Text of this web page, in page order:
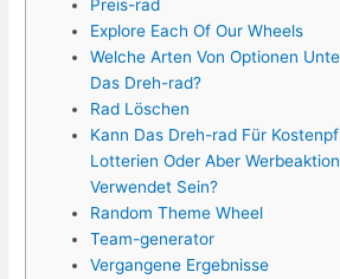
Preis-rad
Explore Each Of Our Wheels
Welche Arten Von Optionen
Das Dreh-rad?
Rad Löschen
Kann Das Dreh-rad Für
Lotterien Oder Aber
Verwendet Sein?
Random Theme Wheel
Team-generator
Vergangene Ergebnisse